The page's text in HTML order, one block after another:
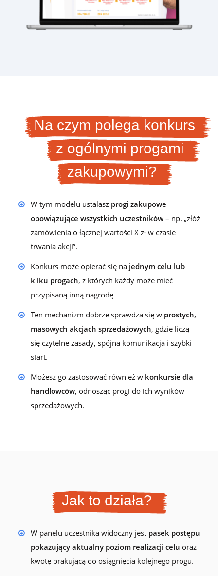
Na czym polega konkurs
z ogólnymi progami
zakupowymi?
W tym modelu ustalasz progi zakupowe
obowiązujące wszystkich uczestników– np. „złóż
zamówienia o łącznej wartości X zł w czasie
trwania akcji”.
Konkurs może opierać się na jednym celu lub
kilku progach, z których każdy może mieć
przypisaną inną nagrodę.
Ten mechanizm dobrze sprawdza się w prostych,
masowych akcjach sprzedażowych, gdzie liczą
się czytelne zasady, spójna komunikacja i szybki
start.
Możesz go zastosować również w konkursie dla
handlowców, odnosząc progi do ich wyników
sprzedażowych.
Jak to działa?
W panelu uczestnika widoczny jest pasek postępu
pokazujący aktualny poziom realizacji celu oraz
kwotę brakującą do osiągnięcia kolejnego progu.